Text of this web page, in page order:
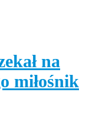
na
miłośnik